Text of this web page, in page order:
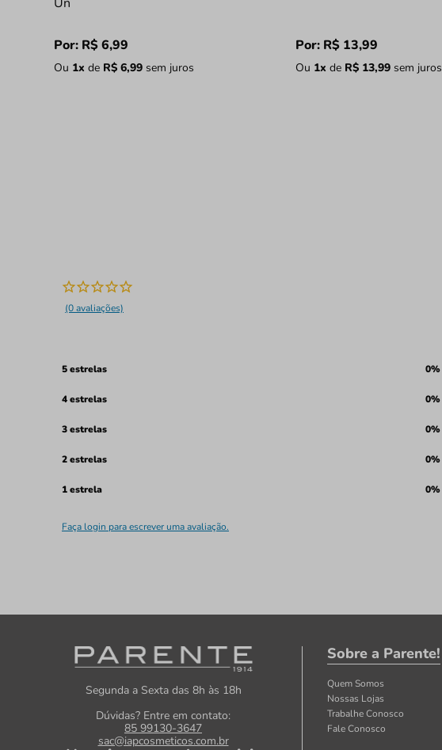
Por: R$ 6,99
Ou 1x de R$ 6,99sem juros
Por: R$ 13,99
Ou 1x de R$ 13,99sem juros
(0 avaliações)
5 estrelas 0%
4 estrelas 0%
3 estrelas 0%
2 estrelas 0%
1 estrela 0%
Faça login para escrever uma avaliação.
Segunda a Sexta das 8h às 18h
Dúvidas? Entre em contato:
85 99130-3647
sac@iapcosmeticos.com.br
Sobre a Parente!
Quem Somos
Nossas Lojas
Trabalhe Conosco
Fale Conosco